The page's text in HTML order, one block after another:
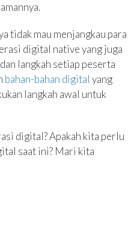
tidak mau menjangkau para
digital native yang juga
langkah setiap peserta
bahan-bahan digital yang
langkah awal untuk
digital? Apakah kita perlu
saat ini? Mari kita